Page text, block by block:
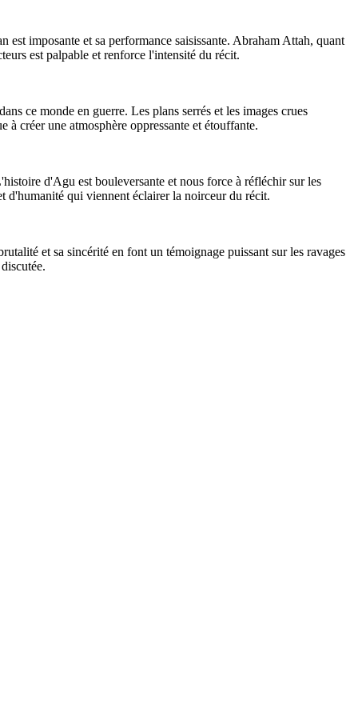
imposante et sa performance saisissante. Abraham Attah, quant
est palpable et renforce l'intensité du récit.
ce monde en guerre. Les plans serrés et les images crues
créer une atmosphère oppressante et étouffante.
d'Agu est bouleversante et nous force à réfléchir sur les
d'humanité qui viennent éclairer la noirceur du récit.
et sa sincérité en font un témoignage puissant sur les ravages